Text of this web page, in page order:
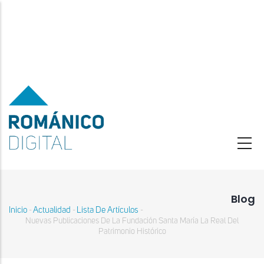
contenido
principal
Blog
Sobrescribir
Inicio - Actualidad - Lista De Artículos -
Nuevas Publicaciones De La Fundación Santa María La Real Del
Patrimonio Histórico